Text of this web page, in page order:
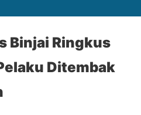
Binjai Ringkus
Ditembak